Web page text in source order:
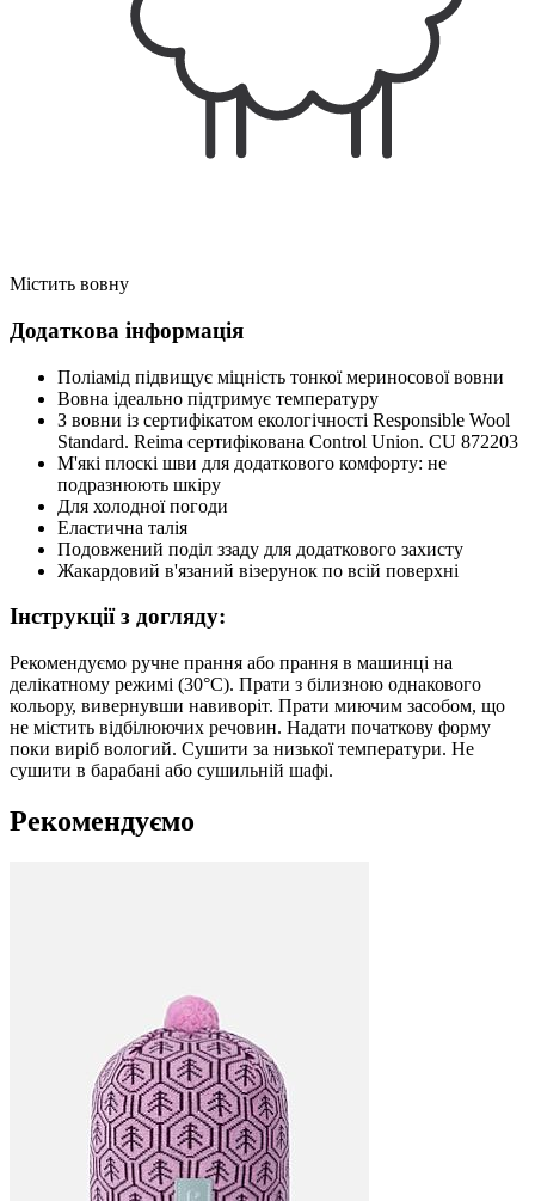
Містить вовну
Додаткова інформація
Поліамід підвищує міцність тонкої мериносової вовни
Вовна ідеально підтримує температуру
З вовни із сертифікатом екологічності Responsible Wool
Standard. Reima сертифікована Control Union. CU 872203
М'які плоскі шви для додаткового комфорту: не
подразнюють шкіру
Для холодної погоди
Еластична талія
Подовжений поділ ззаду для додаткового захисту
Жакардовий в'язаний візерунок по всій поверхні
Інструкції з догляду:
Рекомендуємо ручне прання або прання в машинці на
делікатному режимі (30°C). Прати з білизною однакового
кольору, вивернувши навиворіт. Прати миючим засобом, що
не містить відбілюючих речовин. Надати початкову форму
поки виріб вологий. Сушити за низької температури. Не
сушити в барабані або сушильній шафі.
Рекомендуємо